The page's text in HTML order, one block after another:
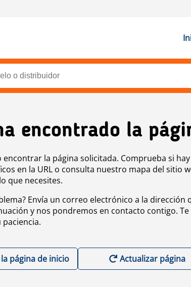
encontrado la
encontrar la página solicitada. Comprueba si hay
en la URL o consulta nuestro mapa del sitio
que necesites.
Envía un correo electrónico a la dirección
y nos pondremos en contacto contigo. Te
página de inicio Actualizar página